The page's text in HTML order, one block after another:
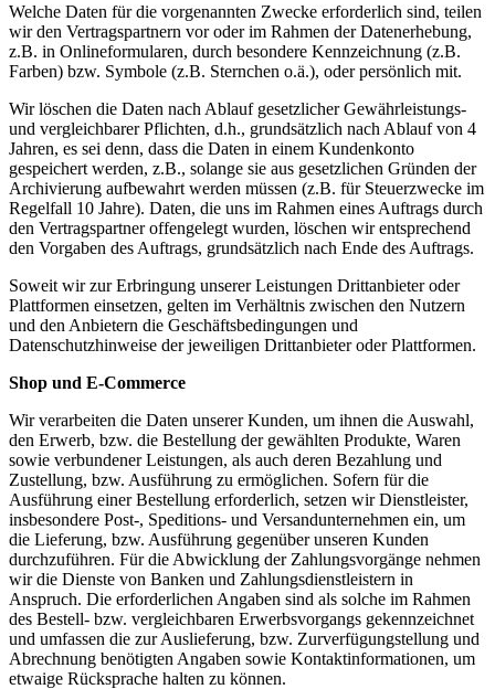
Welche Daten für die vorgenannten Zwecke erforderlich sind, teilen
wir den Vertragspartnern vor oder im Rahmen der Datenerhebung,
z.B. in Onlineformularen, durch besondere Kennzeichnung (z.B.
Farben) bzw. Symbole (z.B. Sternchen o.ä.), oder persönlich mit.
Wir löschen die Daten nach Ablauf gesetzlicher Gewährleistungs-
und vergleichbarer Pflichten, d.h., grundsätzlich nach Ablauf von 4
Jahren, es sei denn, dass die Daten in einem Kundenkonto
gespeichert werden, z.B., solange sie aus gesetzlichen Gründen der
Archivierung aufbewahrt werden müssen (z.B. für Steuerzwecke im
Regelfall 10 Jahre). Daten, die uns im Rahmen eines Auftrags durch
den Vertragspartner offengelegt wurden, löschen wir entsprechend
den Vorgaben des Auftrags, grundsätzlich nach Ende des Auftrags.
Soweit wir zur Erbringung unserer Leistungen Drittanbieter oder
Plattformen einsetzen, gelten im Verhältnis zwischen den Nutzern
und den Anbietern die Geschäftsbedingungen und
Datenschutzhinweise der jeweiligen Drittanbieter oder Plattformen.
Shop und E-Commerce
Wir verarbeiten die Daten unserer Kunden, um ihnen die Auswahl,
den Erwerb, bzw. die Bestellung der gewählten Produkte, Waren
sowie verbundener Leistungen, als auch deren Bezahlung und
Zustellung, bzw. Ausführung zu ermöglichen. Sofern für die
Ausführung einer Bestellung erforderlich, setzen wir Dienstleister,
insbesondere Post-, Speditions- und Versandunternehmen ein, um
die Lieferung, bzw. Ausführung gegenüber unseren Kunden
durchzuführen. Für die Abwicklung der Zahlungsvorgänge nehmen
wir die Dienste von Banken und Zahlungsdienstleistern in
Anspruch. Die erforderlichen Angaben sind als solche im Rahmen
des Bestell- bzw. vergleichbaren Erwerbsvorgangs gekennzeichnet
und umfassen die zur Auslieferung, bzw. Zurverfügungstellung und
Abrechnung benötigten Angaben sowie Kontaktinformationen, um
etwaige Rücksprache halten zu können.